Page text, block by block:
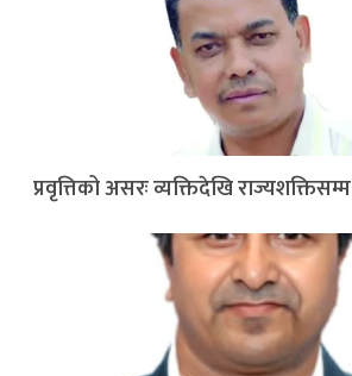
प्रवृत्तिको असरः व्यक्तिदेखि राज्यशक्तिसम्म